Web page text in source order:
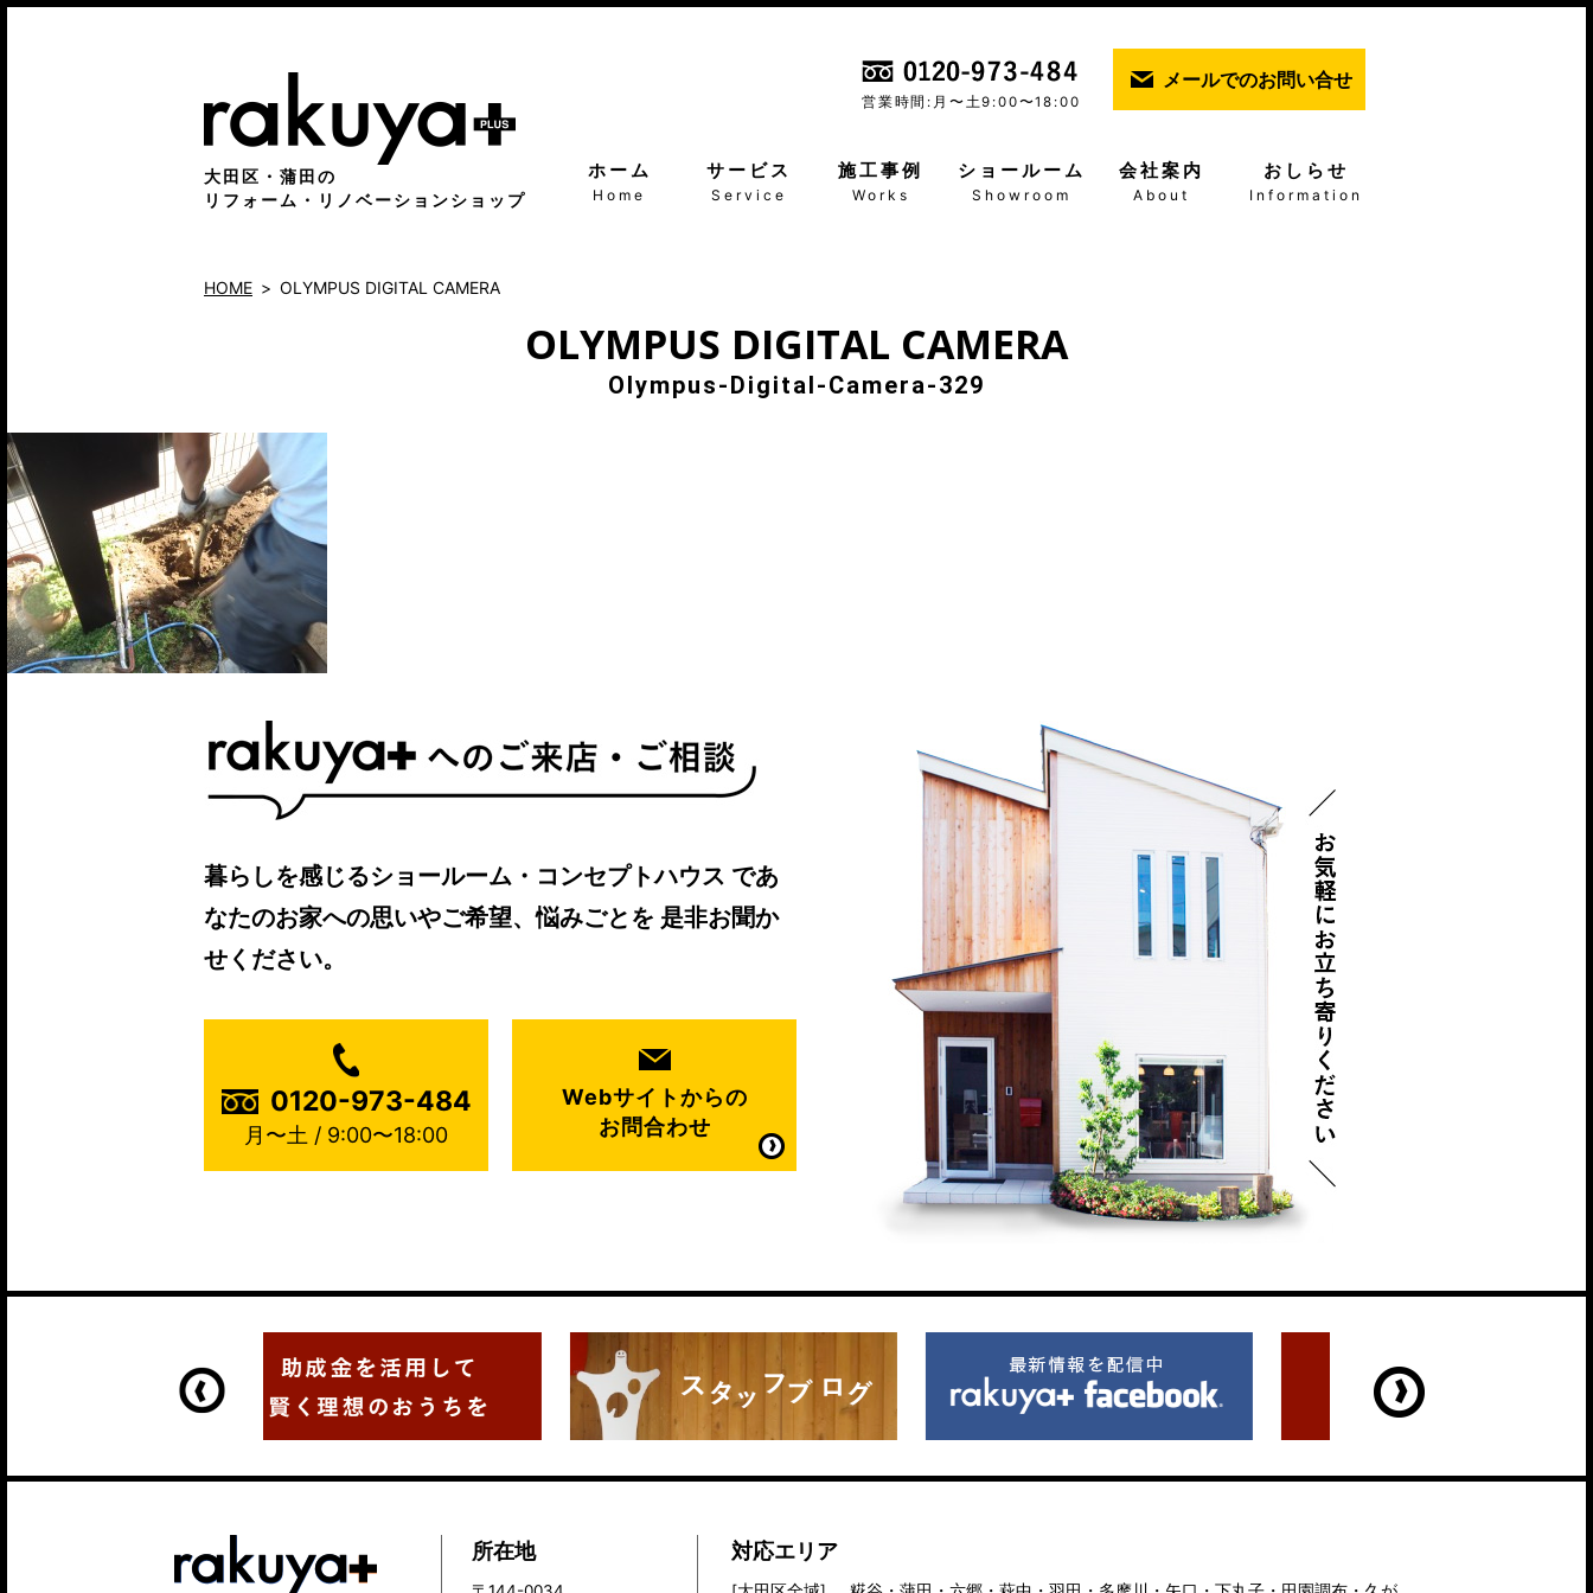
大田区・蒲田の
リフォーム・リノベーションショップ
営業時間:月〜土9:00〜18:00
メールでのお問い合せ
ホーム
Home
サービス
Service
施工事例
Works
ショールーム
Showroom
会社案内
About
おしらせ
Information
HOME OLYMPUS DIGITAL CAMERA
OLYMPUS DIGITAL CAMERA
Olympus-Digital-Camera-329
暮らしを感じるショールーム・コンセプトハウス であ
なたのお家への思いやご希望、悩みごとを 是非お聞か
せください。
0120-973-484
月〜土 / 9:00〜18:00
Webサイトからの
お問合わせ
所在地 対応エリア